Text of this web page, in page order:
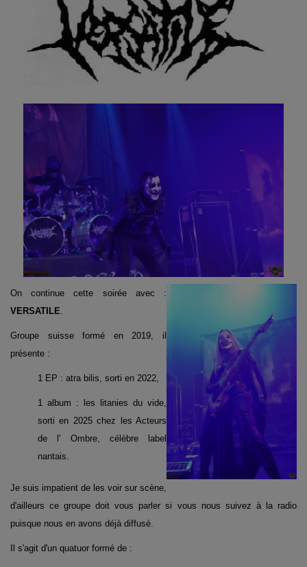
On continue cette soirée avec :
VERSATILE.
Groupe suisse formé en 2019, il
présente :
1 EP : atra bilis, sorti en 2022,
1 album : les litanies du vide,
sorti en 2025 chez les Acteurs
de l' Ombre, célèbre label
nantais.
Je suis impatient de les voir sur scène,
d'ailleurs ce groupe doit vous parler si vous nous suivez à la radio
puisque nous en avons déjà diffusé.
Il s'agit d'un quatuor formé de :